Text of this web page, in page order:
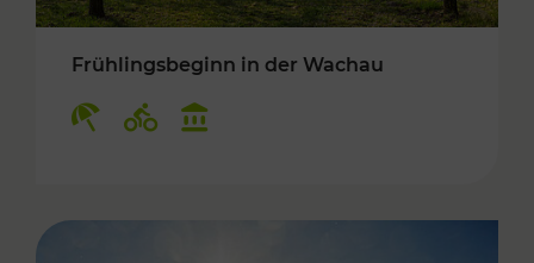
Frühlingsbeginn in der Wachau